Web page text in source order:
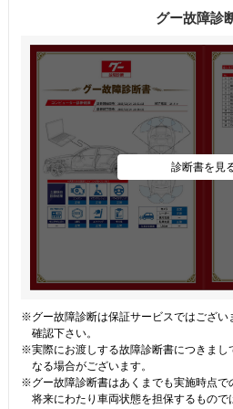
グー故障診
診断書を見
※グー故障診断は保証サービスではござい
確認下さい。
※実際にお渡しする故障診断書につきまし
なる場合がございます。
※グー故障診断書はあくまでも実施時点で
将来にわたり車両状態を担保するもの